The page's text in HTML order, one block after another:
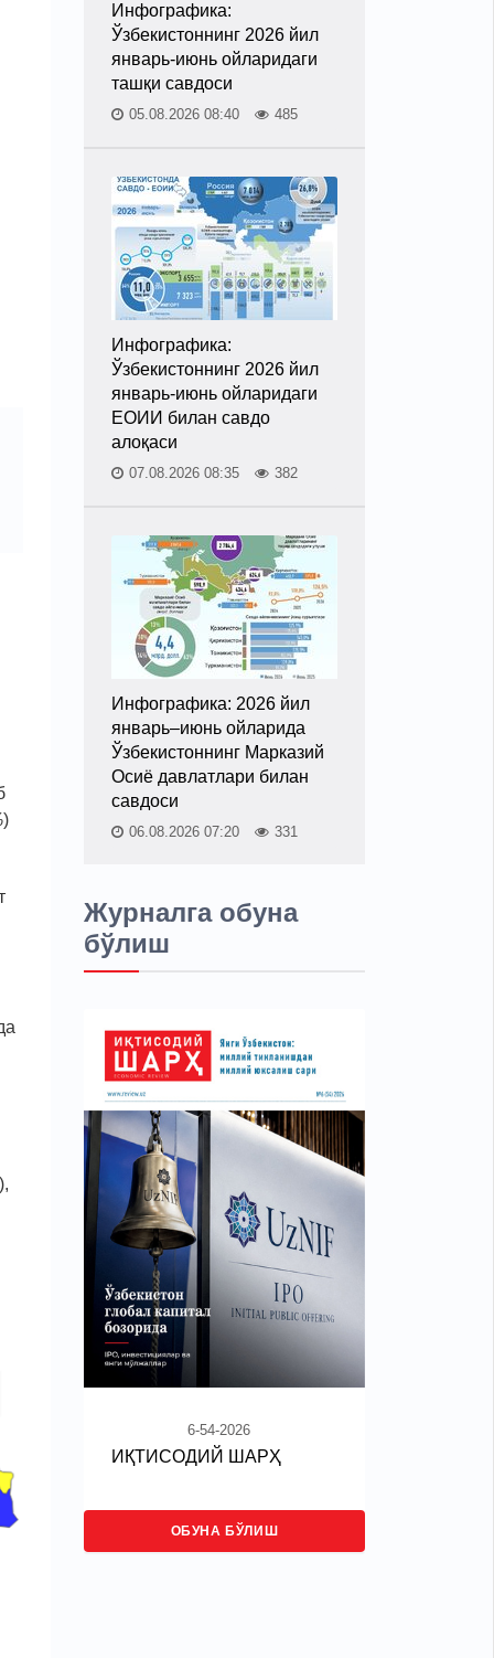
)
Инфографика:
Ўзбекистоннинг 2026 йил
январь-июнь ойларидаги
ташқи савдоси
05.08.2026 08:40 485
Инфографика:
Ўзбекистоннинг 2026 йил
январь-июнь ойларидаги
ЕОИИ билан савдо
алоқаси
07.08.2026 08:35 382
Инфографика: 2026 йил
январь–июнь ойларида
Ўзбекистоннинг Марказий
Осиё давлатлари билан
савдоси
06.08.2026 07:20 331
Журналга обуна
бўлиш
6-54-2026
ИҚТИСОДИЙ ШАРҲ
ОБУНА БЎЛИШ